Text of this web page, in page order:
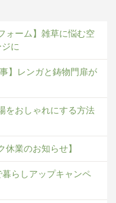
ォーム】雑草に悩む空
に
】レンガと鋳物門扉が
をおしゃれにする方法
休業のお知らせ】
暮らしアップキャンペ